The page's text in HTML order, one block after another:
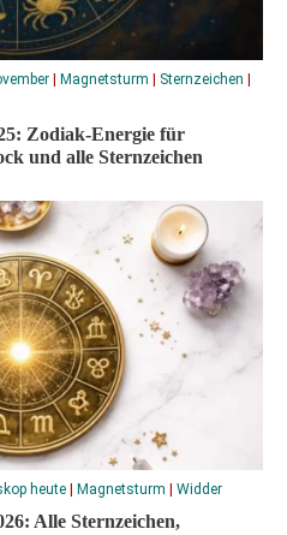
Magnetsturm Sternzeichen
Zodiak-Energie für
und alle Sternzeichen
heute Magnetsturm Widder
Alle Sternzeichen,